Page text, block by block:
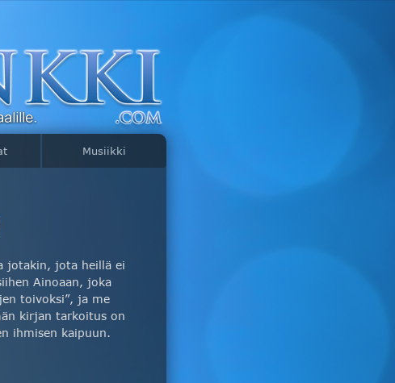
Musiikki
jotakin, jota heillä ei
Ainoaan, joka
toivoksi”, ja me
kirjan tarkoitus on
ihmisen kaipuun.